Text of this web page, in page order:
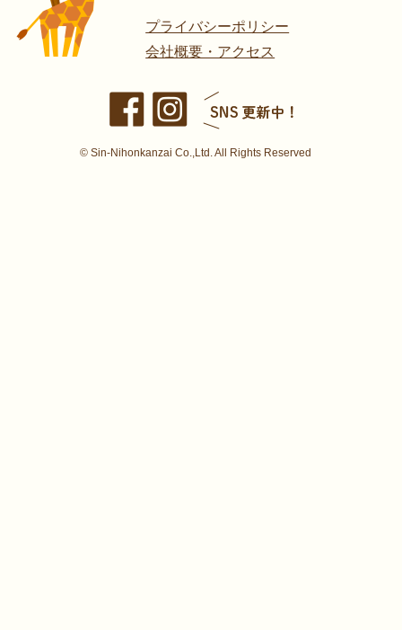
プライバシーポリシー
会社概要・アクセス
© Sin-Nihonkanzai Co.,Ltd. All Rights Reserved